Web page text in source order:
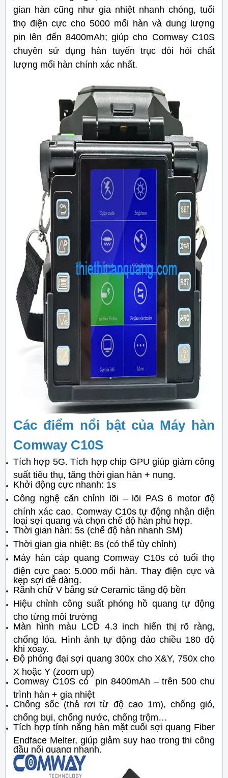
gian hàn cũng như gia nhiệt nhanh chóng, tuổi
thọ điện cực cho 5000 mối hàn và dung lượng
pin lên đến 8400mAh; giúp cho Comway C10S
chuyên sử dụng hàn tuyến trục đòi hỏi chất
lượng mối hàn chính xác nhất.
Các điểm nổi bật của Máy hàn
Comway C10S
Tích hợp 5G. Tích hợp chip GPU giúp giảm công
suất tiêu thụ, tăng thời gian hàn + nung.
Khởi động cực nhanh: 1s
Công nghệ căn chỉnh lõi – lõi PAS 6 motor độ
chính xác cao. Comway C10s tự động nhận diện
loại sợi quang và chọn chế độ hàn phù hợp.
Thời gian hàn: 5s (chế độ hàn nhanh SM)
Thời gian gia nhiệt: 8s (có thể tùy chỉnh)
Máy hàn cáp quang Comway C10s có tuổi thọ
điện cực cao: 5.000 mối hàn. Thay điện cực và
kẹp sợi dễ dàng.
Rãnh chữ V bằng sứ Ceramic tăng độ bền
Hiệu chỉnh công suất phóng hồ quang tự động
cho từng môi trường
Màn hình màu LCD 4.3 inch hiển thị rõ ràng,
chống lóa. Hình ảnh tự động đảo chiều 180 độ
khi xoay.
Độ phóng đại sợi quang 300x cho X&Y, 750x cho
X hoặc Y (zoom up)
Comway C10S có pin 8400mAh – trên 500 chu
trình hàn + gia nhiệt
Chống sốc (thả rơi từ độ cao 1m), chống gió,
chống bụi, chống nước, chống trộm…
Tích hợp tính năng hàn mặt cuối sợi quang Fiber
Endface Melter, giúp giảm suy hao trong thi công
đầu nối quang nhanh.